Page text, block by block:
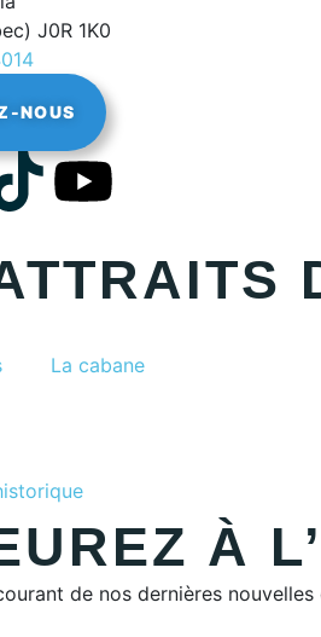
J0R 1K0
NOUS
La cabane
À
de nos dernières